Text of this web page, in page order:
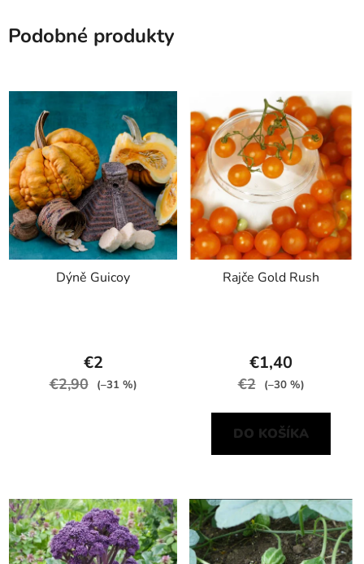
Podobné produkty
Dýně Guicoy
€2
€2,90 (–31 %)
Rajče Gold Rush
€1,40
€2 (–30 %)
DO KOŠÍKA